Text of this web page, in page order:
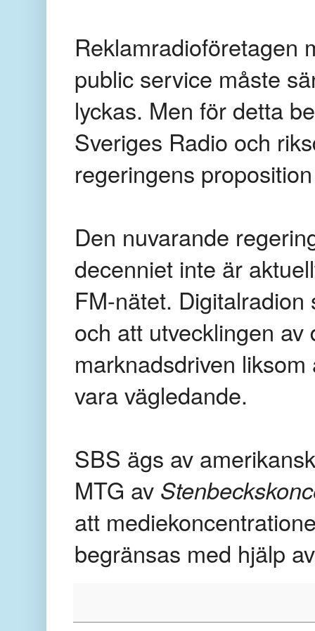
Reklamradioföretagen
public service måste
lyckas. Men för detta
Sveriges Radio och
regeringens
Den nuvarande
decenniet inte är
FM-nätet.
och att utvecklingen
marknadsdriven
vara vägledande.
SBS ägs av
MTG av
att
begränsas med hjälp